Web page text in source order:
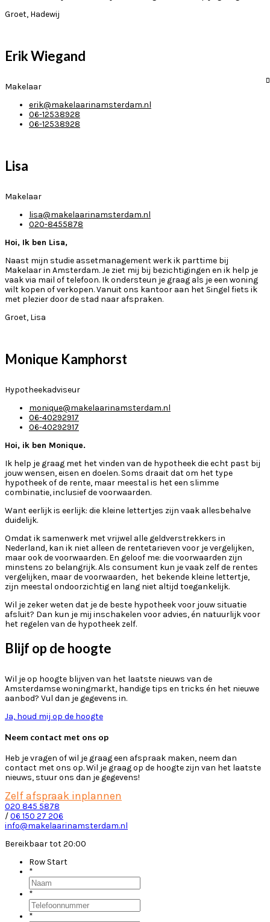
Groet, Hadewij
Erik Wiegand
Makelaar
erik@makelaarinamsterdam.nl
06-12538928
06-12538928
Lisa
Makelaar
lisa@makelaarinamsterdam.nl
020-8455878
Hoi, Ik ben Lisa,
Naast mijn studie assetmanagement werk ik parttime bij
Makelaar in Amsterdam. Je ziet mij bij bezichtigingen en ik help je
vaak via mail of telefoon. Ik ondersteun je graag als je een woning
wilt kopen of verkopen. Vanuit ons kantoor aan het Singel fiets ik
met plezier door de stad naar afspraken.
Groet, Lisa
Monique Kamphorst
Hypotheekadviseur
monique@makelaarinamsterdam.nl
06-40292917
06-40292917
Hoi, ik ben Monique.
Ik help je graag met het vinden van de hypotheek die echt past bij
jouw wensen, eisen en doelen. Soms draait dat om het type
hypotheek of de rente, maar meestal is het een slimme
combinatie, inclusief de voorwaarden.
Want eerlijk is eerlijk: die kleine lettertjes zijn vaak allesbehalve
duidelijk.
Omdat ik samenwerk met vrijwel alle geldverstrekkers in
Nederland, kan ik niet alleen de rentetarieven voor je vergelijken,
maar ook de voorwaarden. En geloof me: die voorwaarden zijn
minstens zo belangrijk. Als consument kun je vaak zelf de rentes
vergelijken, maar de voorwaarden, het bekende kleine lettertje,
zijn meestal ondoorzichtig en lang niet altijd toegankelijk.
Wil je zeker weten dat je de beste hypotheek voor jouw situatie
afsluit? Dan kun je mij inschakelen voor advies, én natuurlijk voor
het regelen van de hypotheek zelf.
Blijf op de hoogte
Wil je op hoogte blijven van het laatste nieuws van de
Amsterdamse woningmarkt, handige tips en tricks én het nieuwe
aanbod? Vul dan je gegevens in.
Ja, houd mij op de hoogte
Neem contact met ons op
Heb je vragen of wil je graag een afspraak maken, neem dan
contact met ons op. Wil je graag op de hoogte zijn van het laatste
nieuws, stuur ons dan je gegevens!
Zelf afspraak inplannen
020 845 5878
/06 150 27 206
info@makelaarinamsterdam.nl
Bereikbaar tot 20:00
Row Start
*
*
*